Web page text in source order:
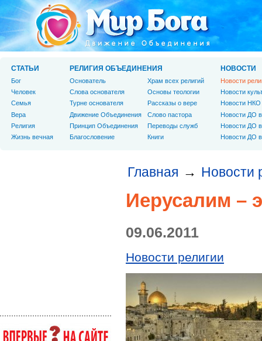
Главная → Новости
Иерусалим –
09.06.2011
Новости религии
СТАТЬИ
Бог
Человек
Cемья
Вера
Религия
Жизнь вечная
РЕЛИГИЯ ОБЪЕДИНЕНИЯ
Основатель
Слова основателя
Турне основателя
Движение Объединения
Принцип Объединения
Благословение
Храм всех религий
Основы теологии
Рассказы о вере
Слово пастора
Переводы служб
Книги
НОВОСТИ
Новости
Новости
Новости НКО
Новости ДО
Новости ДО
Новости ДО